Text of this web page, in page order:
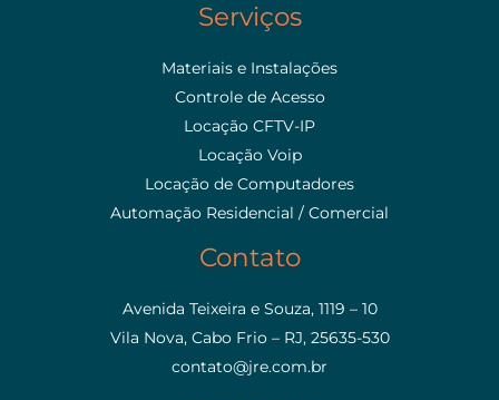
Serviços
Materiais e Instalações
Controle de Acesso
Locação CFTV-IP
Locação Voip
Locação de Computadores
Automação Residencial / Comercial
Contato
Avenida Teixeira e Souza, 1119 – 10
Vila Nova, Cabo Frio – RJ, 25635-530
contato@jre.com.br